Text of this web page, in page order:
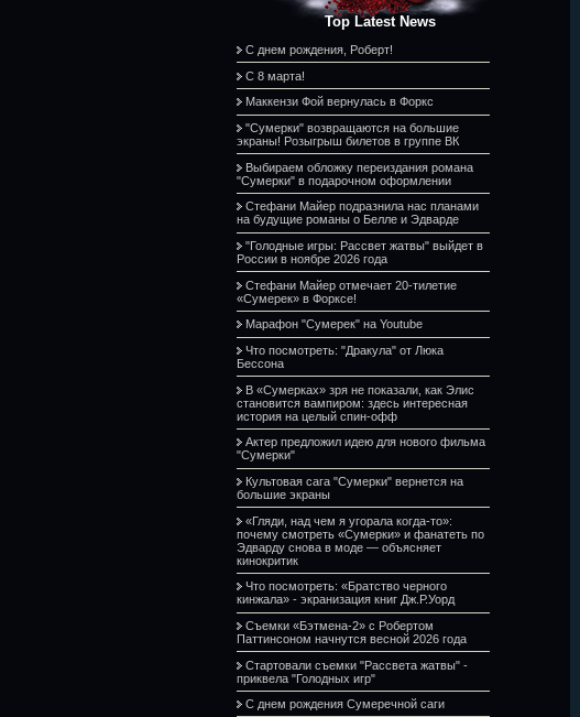
Top Latest News
С днем рождения, Роберт!
С 8 марта!
Маккензи Фой вернулась в Форкс
"Сумерки" возвращаются на большие
экраны! Розыгрыш билетов в группе ВК
Выбираем обложку переиздания романа
"Сумерки" в подарочном оформлении
Стефани Майер подразнила нас планами
на будущие романы о Белле и Эдварде
"Голодные игры: Рассвет жатвы" выйдет в
России в ноябре 2026 года
Стефани Майер отмечает 20-тилетие
«Сумерек» в Форксе!
Марафон "Сумерек" на Youtube
Что посмотреть: "Дракула" от Люка
Бессона
В «Сумерках» зря не показали, как Элис
становится вампиром: здесь интересная
история на целый спин-офф
Актер предложил идею для нового фильма
"Сумерки"
Культовая сага "Сумерки" вернется на
большие экраны
«Гляди, над чем я угорала когда-то»:
почему смотреть «Сумерки» и фанатеть по
Эдварду снова в моде — объясняет
кинокритик
Что посмотреть: «Братство черного
кинжала» - экранизация книг Дж.Р.Уорд
Съемки «Бэтмена-2» с Робертом
Паттинсоном начнутся весной 2026 года
Стартовали съемки "Рассвета жатвы" -
приквела "Голодных игр"
С днем рождения Сумеречной саги